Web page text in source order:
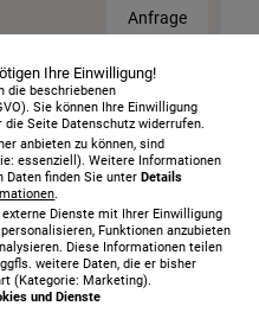
Anfrage
Ihre Einwilligung!
die beschriebenen
Sie können Ihre Einwilligung
Seite Datenschutz widerrufen.
anbieten zu können, sind
essenziell). Weitere Informationen
Daten finden Sie unterDetails
.
Dienste mit Ihrer Einwilligung
Funktionen anzubieten
Diese Informationen teilen
weitere Daten, die er bisher
(Kategorie: Marketing).
und Dienste